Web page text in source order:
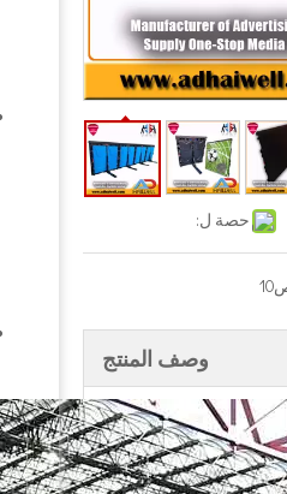
حصة ل:
وصف المنتج